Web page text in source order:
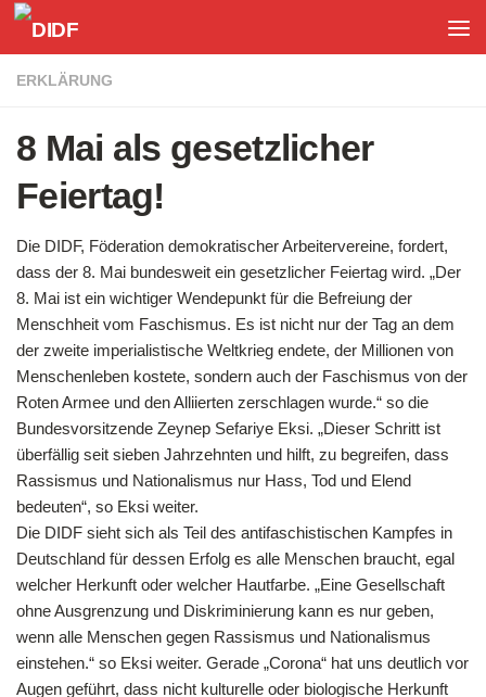
Unter dem Inhalt
ERKLÄRUNG
8 Mai als gesetzlicher
Feiertag!
Die DIDF, Föderation demokratischer Arbeitervereine, fordert,
dass der 8. Mai bundesweit ein gesetzlicher Feiertag wird. „Der
8. Mai ist ein wichtiger Wendepunkt für die Befreiung der
Menschheit vom Faschismus. Es ist nicht nur der Tag an dem
der zweite imperialistische Weltkrieg endete, der Millionen von
Menschenleben kostete, sondern auch der Faschismus von der
Roten Armee und den Alliierten zerschlagen wurde.“ so die
Bundesvorsitzende Zeynep Sefariye Eksi. „Dieser Schritt ist
überfällig seit sieben Jahrzehnten und hilft, zu begreifen, dass
Rassismus und Nationalismus nur Hass, Tod und Elend
bedeuten“, so Eksi weiter.
Die DIDF sieht sich als Teil des antifaschistischen Kampfes in
Deutschland für dessen Erfolg es alle Menschen braucht, egal
welcher Herkunft oder welcher Hautfarbe. „Eine Gesellschaft
ohne Ausgrenzung und Diskriminierung kann es nur geben,
wenn alle Menschen gegen Rassismus und Nationalismus
einstehen.“ so Eksi weiter. Gerade „Corona“ hat uns deutlich vor
Augen geführt, dass nicht kulturelle oder biologische Herkunft